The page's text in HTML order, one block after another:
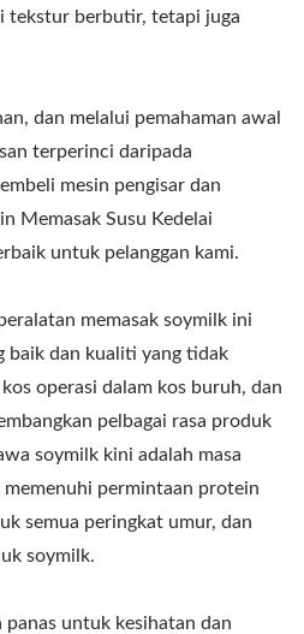
tekstur berbutir, tetapi juga
dan melalui pemahaman awal
terperinci daripada
mesin pengisar dan
Memasak Susu Kedelai
untuk pelanggan kami.
memasak soymilk ini
baik dan kualiti yang tidak
operasi dalam kos buruh, dan
pelbagai rasa produk
soymilk kini adalah masa
permintaan protein
semua peringkat umur, dan
soymilk.
panas untuk kesihatan dan